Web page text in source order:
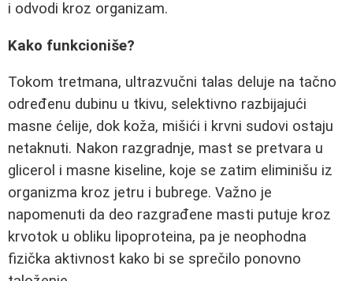
i odvodi kroz organizam.
Kako funkcioniše?
Tokom tretmana, ultrazvučni talas deluje na tačno
određenu dubinu u tkivu, selektivno razbijajući
masne ćelije, dok koža, mišići i krvni sudovi ostaju
netaknuti. Nakon razgradnje, mast se pretvara u
glicerol i masne kiseline, koje se zatim eliminišu iz
organizma kroz jetru i bubrege. Važno je
napomenuti da deo razgrađene masti putuje kroz
krvotok u obliku lipoproteina, pa je neophodna
fizička aktivnost kako bi se sprečilo ponovno